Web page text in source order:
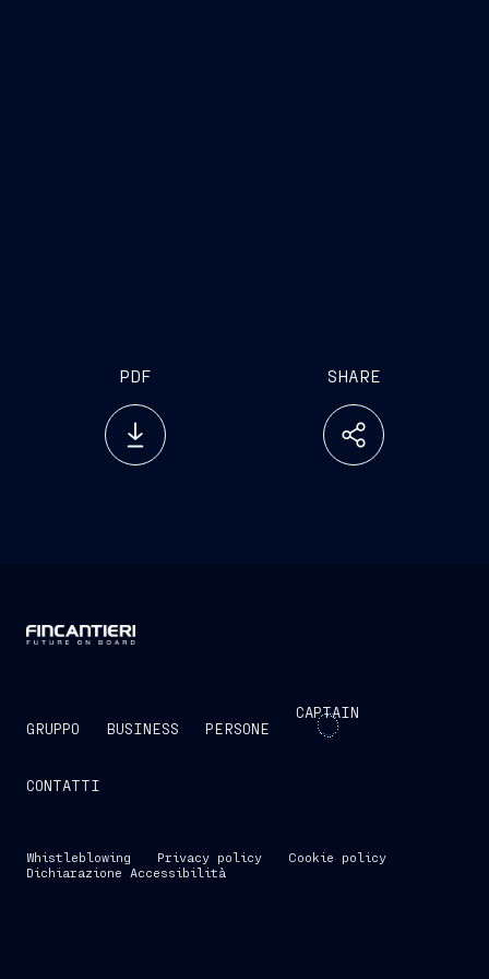
PDF SHARE
GRUPPO BUSINESS PERSONE
CAPTAIN
CONTATTI
Whistleblowing Privacy policy
Cookie policy
Dichiarazione Accessibilità